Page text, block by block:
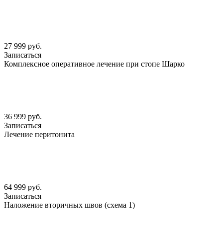
27 999 руб.
Записаться
Комплексное оперативное лечение при стопе Шарко
36 999 руб.
Записаться
Лечение перитонита
64 999 руб.
Записаться
Наложение вторичных швов (схема 1)